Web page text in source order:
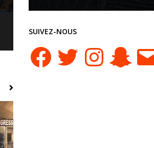
SUIVEZ-NOUS
FacebookTwitter InstagramSnapchatE-
mail